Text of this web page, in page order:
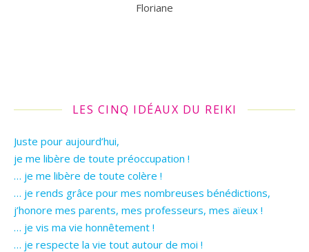
Floriane
LES CINQ IDÉAUX DU REIKI
Juste pour aujourd’hui,
je me libère de toute préoccupation !
… je me libère de toute colère !
… je rends grâce pour mes nombreuses bénédictions,
j’honore mes parents, mes professeurs, mes aïeux !
… je vis ma vie honnêtement !
… je respecte la vie tout autour de moi !